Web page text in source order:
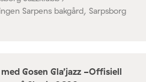
Sarpens bakgård, Sarpsborg
Gosen Gla’jazz -Offisiell